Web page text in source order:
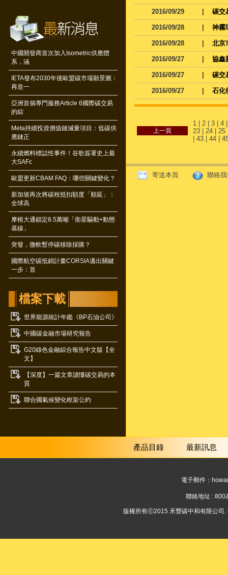
中國開發商首次加入Isometric供應體
系，涵
IETA發布2030年後歐盟碳市場願景圖：
再造一
亞洲首個專門服務Article 6國際碳交易
的綜
Meta持續投資價值鏈減量項目：低碳供
應鏈正
永續燃料標誌性事件！谷歌簽署史上最
大SAFc
歐盟更新CBAM FAQ：哪些關鍵變化？
新加坡再次將碳稅抵扣額度「順延」：
全球高
摩根大通鎖定8.5萬噸「衛星驅動+動態
基線」
突發，微軟暫停碳移除採購？
國際航空碳抵銷計畫CORSIA邁出關鍵
一步：首
檔案下載
世界能源統計年鑑《BP石油公司》
中國碳金融市場研究報告
G20綠色金融綜合報告中文版【全
文】
【深度】一篇文章讀懂碳交易的本
質
聯合國氣候變化框架公約
2016/09/29 碳交
2016/09/28 神霧
2016/09/28 北京
2016/09/27 協鑫
2016/09/27 碳交
2016/09/27 石化
1 2 3 4
23
24 25
43 44
寄送本頁 聯絡
產品目錄 最新訊息
電子郵件：
聯絡地址 : 800
版權所有ⓒ2015 禾豐碳中和有限公司